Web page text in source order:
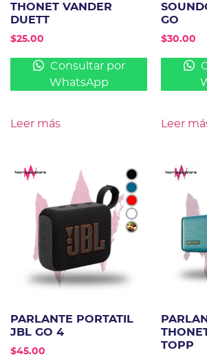
THONET VANDER
DUETT
$25.00
Consultar por
WhatsApp
Leer más
GO
$30.00
Leer
PARLANTE PORTATIL
JBL GO 4
$45.00
TOPP